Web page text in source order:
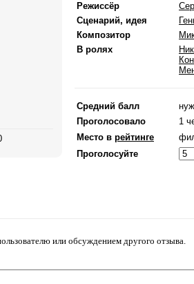
Режиссёр
Сценарий, идея
Композитор
В ролях
Средний балл
Проголосовало
1
Место в рейтинге
Проголосуйте
или обсуждением другого отзыва.